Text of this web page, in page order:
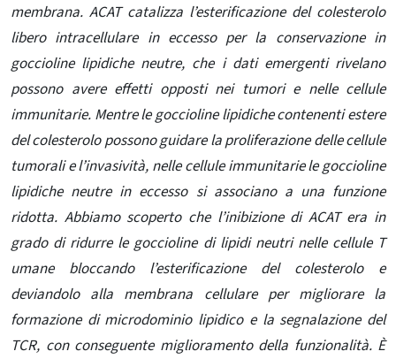
membrana. ACAT catalizza l’esterificazione del colesterolo
libero intracellulare in eccesso per la conservazione in
goccioline lipidiche neutre, che i dati emergenti rivelano
possono avere effetti opposti nei tumori e nelle cellule
immunitarie. Mentre le goccioline lipidiche contenenti estere
del colesterolo possono guidare la proliferazione delle cellule
tumorali e l’invasività, nelle cellule immunitarie le goccioline
lipidiche neutre in eccesso si associano a una funzione
ridotta. Abbiamo scoperto che l’inibizione di ACAT era in
grado di ridurre le goccioline di lipidi neutri nelle cellule T
umane bloccando l’esterificazione del colesterolo e
deviandolo alla membrana cellulare per migliorare la
formazione di microdominio lipidico e la segnalazione del
TCR, con conseguente miglioramento della funzionalità. È